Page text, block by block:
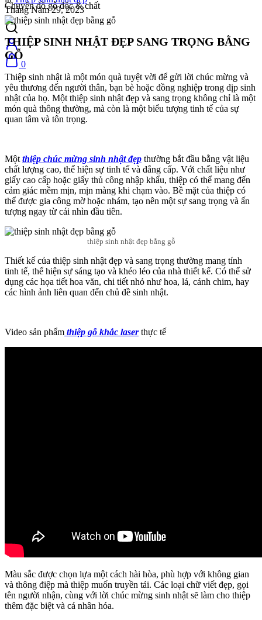
Chuyên đồ gỗ độc & chất
0
Tháng Năm 29, 2023
THIỆP SINH NHẬT ĐẸP SANG TRỌNG BẰNG
GỖ
Thiệp sinh nhật là một món quà tuyệt vời để gửi lời chúc mừng và
yêu thương đến người thân, bạn bè hoặc đồng nghiệp trong dịp sinh
nhật của họ. Một thiệp sinh nhật đẹp và sang trọng không chỉ là một
món quà thông thường, mà còn là một biểu tượng tinh tế của sự
quan tâm và tôn trọng.
Một thiệp chúc mừng sinh nhật đẹp thường bắt đầu bằng vật liệu
chất lượng cao, thể hiện sự tinh tế và đẳng cấp. Với chất liệu như
giấy cao cấp hoặc giấy thủ công nhập khẩu, thiệp có thể mang đến
cảm giác mềm mịn, mịn màng khi chạm vào. Bề mặt của thiệp có
thể được gia công mờ hoặc nhám, tạo nên một sự sang trọng và ấn
tượng ngay từ cái nhìn đầu tiên.
thiệp sinh nhật đẹp bằng gỗ
Thiết kế của thiệp sinh nhật đẹp và sang trọng thường mang tính
tinh tế, thể hiện sự sáng tạo và khéo léo của nhà thiết kế. Có thể sử
dụng các họa tiết hoa văn, chi tiết nhỏ như hoa, lá, cánh chim, hay
các hình ảnh liên quan đến chủ đề sinh nhật.
Video sản phẩm thiệp gỗ khắc laserthực tế
Màu sắc được chọn lựa một cách hài hòa, phù hợp với không gian
và thông điệp mà thiệp muốn truyền tải. Các loại chữ viết đẹp, gọi
tên người nhận, cùng với lời chúc mừng sinh nhật sẽ làm cho thiệp
thêm đặc biệt và cá nhân hóa.